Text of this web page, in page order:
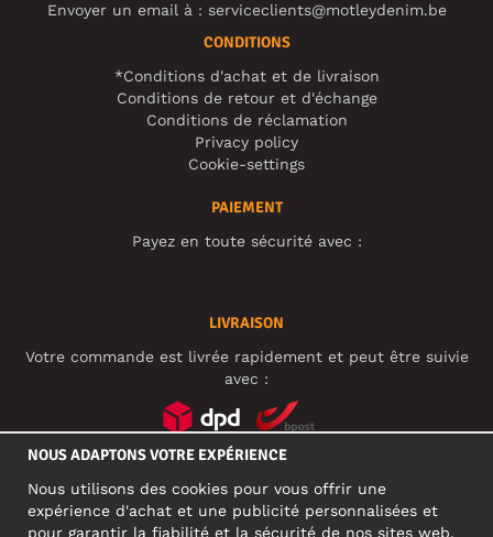
Envoyer un email à : serviceclients@motleydenim.be
CONDITIONS
*Conditions d'achat et de livraison
Conditions de retour et d'échange
Conditions de réclamation
Privacy policy
Cookie-settings
PAIEMENT
Payez en toute sécurité avec :
LIVRAISON
Votre commande est livrée rapidement et peut être suivie
avec :
NOUS ADAPTONS VOTRE EXPÉRIENCE
Nous utilisons des cookies pour vous offrir une
expérience d'achat et une publicité personnalisées et
pour garantir la fiabilité et la sécurité de nos sites web.